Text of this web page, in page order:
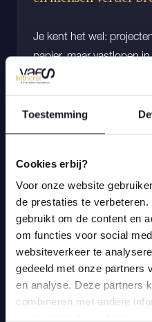
Toestemming
Cookies erbij?
Voor onze website
de prestaties te
gebruikt om de content en
om functies voor social
websiteverkeer te
gedeeld met onze partners
en analyse. Deze partners
combineren met andere
Je kent het wel:
papier, maar vastlopen
het beter kan. In
kans om dat verschil
projectleider, maar als
sleutelrol waarin je
ontwikkelt én wordt
Directeur.
Dit is geen rol voor
iemand die wil bouwen.
en aan de toekomst van